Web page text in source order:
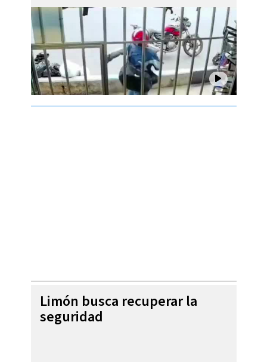
Limón busca recuperar la
seguridad